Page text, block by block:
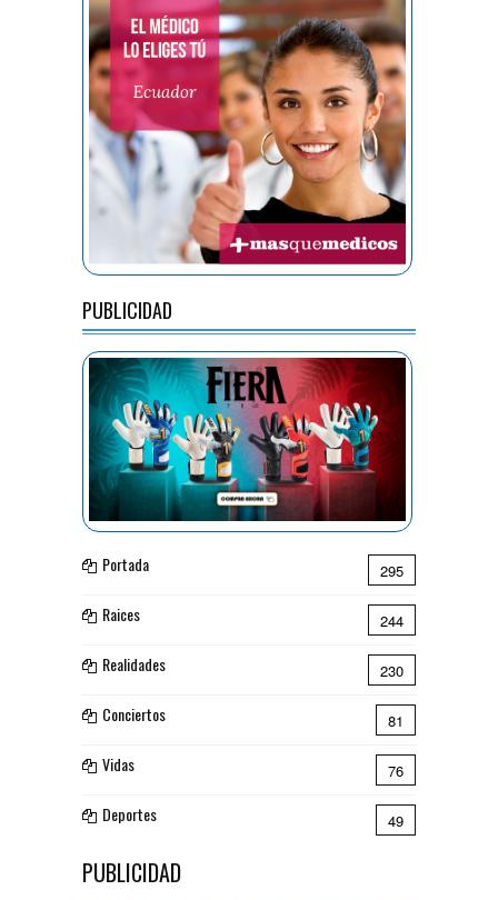
PUBLICIDAD
Portada 295
Raices 244
Realidades 230
Conciertos 81
Vidas 76
Deportes 49
PUBLICIDAD